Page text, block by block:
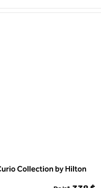
Collection by Hilton